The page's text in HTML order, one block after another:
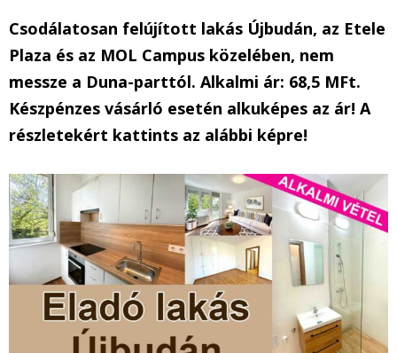
Csodálatosan felújított lakás Újbudán, az Etele
Plaza és az MOL Campus közelében, nem
messze a Duna-parttól. Alkalmi ár: 68,5 MFt.
Készpénzes vásárló esetén alkuképes az ár! A
részletekért kattints az alábbi képre!